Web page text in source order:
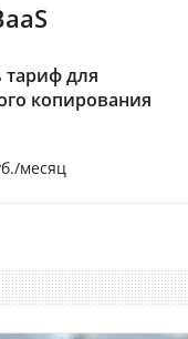
для
копирования
месяц